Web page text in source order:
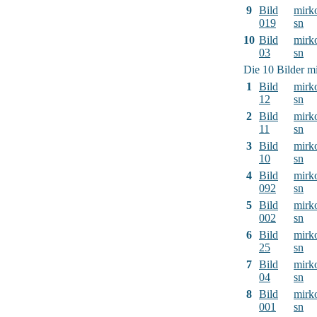
9 Bild
019
sn
10 Bild
03
sn
Die 10 Bilder
1
Bild
12
sn
2 Bild
11
sn
3 Bild
10
sn
4 Bild
092
sn
5 Bild
002
sn
6 Bild
25
sn
7 Bild
04
sn
8 Bild
001
sn